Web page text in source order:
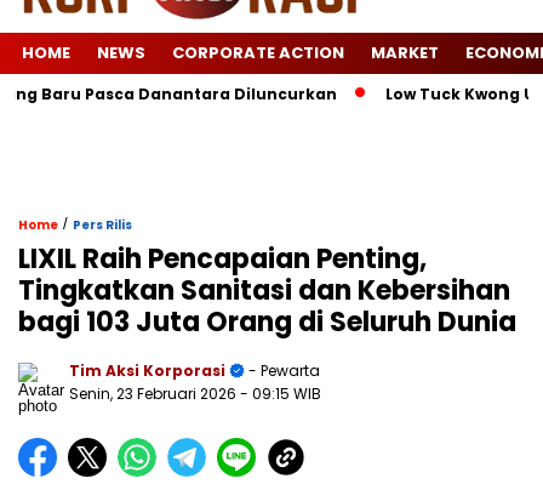
HOME NEWS CORPORATE ACTION MARKET
Pasca Danantara Diluncurkan Low Tuck Kwong Unggul
Home / Pers Rilis
LIXIL Raih Pencapaian Penting,
Tingkatkan Sanitasi dan Kebersihan
bagi 103 Juta Orang di Seluruh Dunia
Tim Aksi Korporasi
- Pewarta
Senin, 23 Februari 2026 - 09:15 WIB